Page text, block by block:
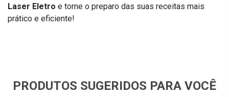
Laser Eletro e torne o preparo das suas receitas mais
prático e eficiente!
PRODUTOS SUGERIDOS PARA VOCÊ